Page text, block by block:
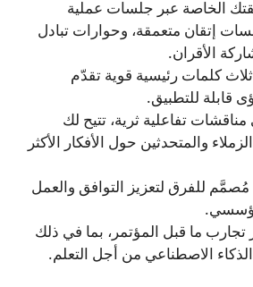
الخاصة عبر جلسات عملية
إتقان متعمقة، وحوارات تبادل
الأقران.
كلمات رئيسية قوية تقدّم
قابلة للتطبيق.
تفاعلية ثرية، تتيح لك
والمتحدثين حول الأفكار الأكثر
للفرق لتعزيز التوافق والعمل
تجارب ما قبل المؤتمر، بما في ذلك
الاصطناعي من أجل التعلم.